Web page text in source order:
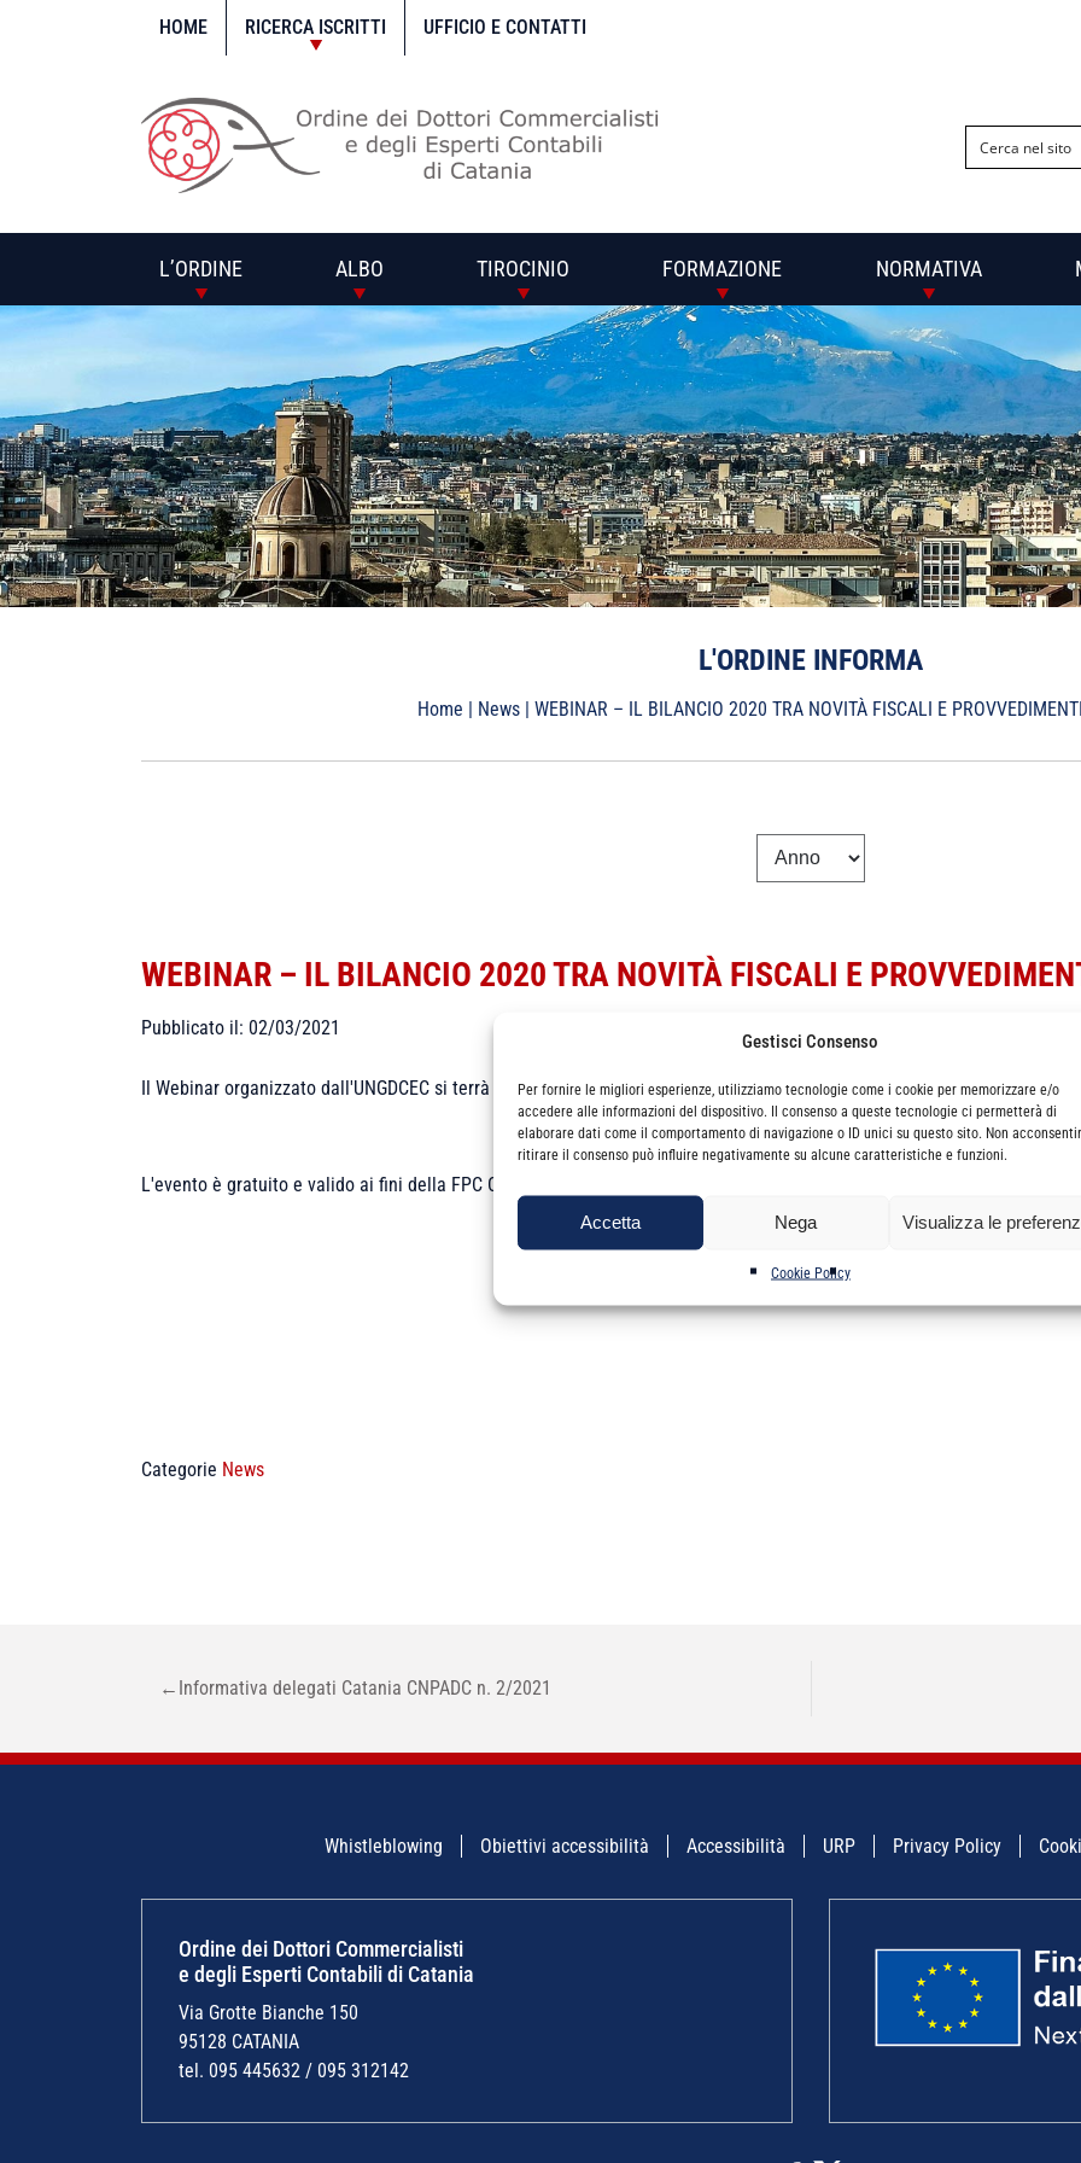
Gestisci Consenso
Per fornire le migliori esperienze, utilizziamo tecnologie come i cookie per memorizzare e/o
accedere alle informazioni del dispositivo. Il consenso a queste tecnologie ci permetterà di
elaborare dati come il comportamento di navigazione o ID unici su questo sito. Non
ritirare il consenso può influire negativamente su alcune caratteristiche e funzioni.
Accetta Nega Visualizza le
Cookie Policy
HOME RICERCA ISCRITTI UFFICIO E CONTATTI
L’ORDINE ALBO TIROCINIO FORMAZIONE NORMATIVA
L'ORDINE INFORMA
Home | News| WEBINAR – IL BILANCIO 2020 TRA NOVITÀ FISCALI E
WEBINAR – IL BILANCIO 2020 TRA NOVITÀ FISCALI E
Pubblicato il: 02/03/2021
Il Webinar organizzato dall'UNGDCEC si terrà giovedì 11 Marzo 2021delle ore 14.30 alle ore 18.30
L'evento è gratuito e valido ai fini della FPC Commercialisti
Per partecipare al Webinar vedi risorsa allegata
Categorie News
← Informativa delegati Catania CNPADC n. 2/2021
Whistleblowing Obiettivi accessibilità Accessibilità URP Privacy Policy
Ordine dei Dottori Commercialisti
e degli Esperti Contabili di Catania
Via Grotte Bianche 150
95128 CATANIA
tel. 095 445632 / 095 312142